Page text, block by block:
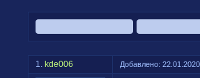
1. kde006 Добавлено: